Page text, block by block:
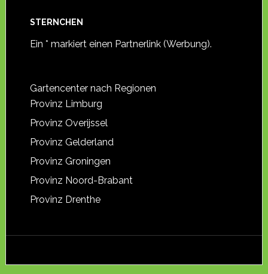
STERNCHEN
Ein * markiert einen Partnerlink (Werbung).
Gartencenter nach Regionen
Provinz Limburg
Provinz Overijssel
Provinz Gelderland
Provinz Groningen
Provinz Noord-Brabant
Provinz Drenthe